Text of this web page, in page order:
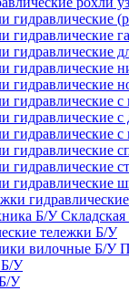
гидравлические
гидравлические
гидравлические
гидравлические
гидравлические
гидравлические с
гидравлические
гидравлические
гидравлические
гидравлические
гидравлические
тележки Б/У
Б/У
У